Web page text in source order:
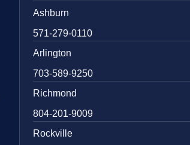
Ashburn
571-279-0110
Arlington
703-589-9250
Richmond
804-201-9009
Rockville